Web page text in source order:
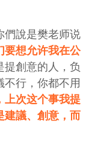
們說是樊老师说
要想允许我在公
提創意的人，负
行，你都不用
上次这个事我提
建議、創意，而